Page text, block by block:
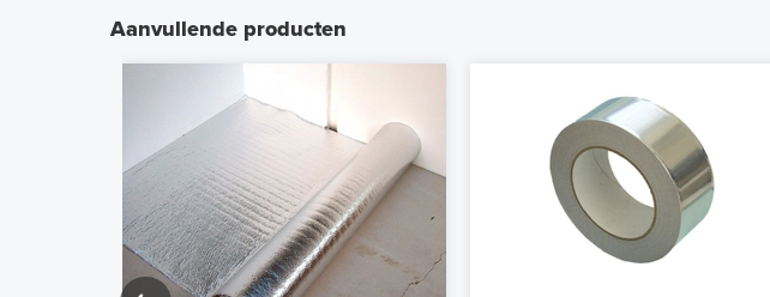
Aanvullende producten